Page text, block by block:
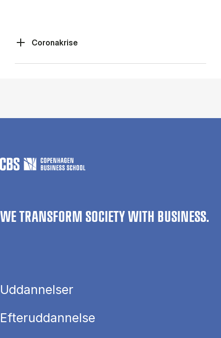
Coronakrise
WE TRANSFORM SOCIETY WITH BUSINESS.
Uddannelser
Efteruddannelse